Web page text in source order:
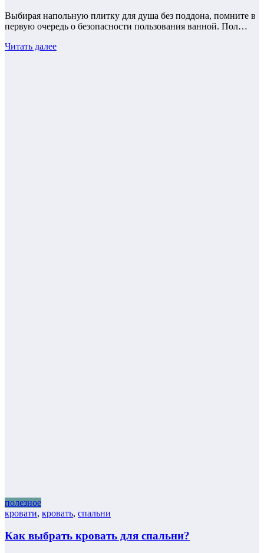
Выбирая напольную плитку для душа без поддона, помните в
первую очередь о безопасности пользования ванной. Пол…
Читать далее
полезное
кровати, кровать, спальни
Как выбрать кровать для спальни?